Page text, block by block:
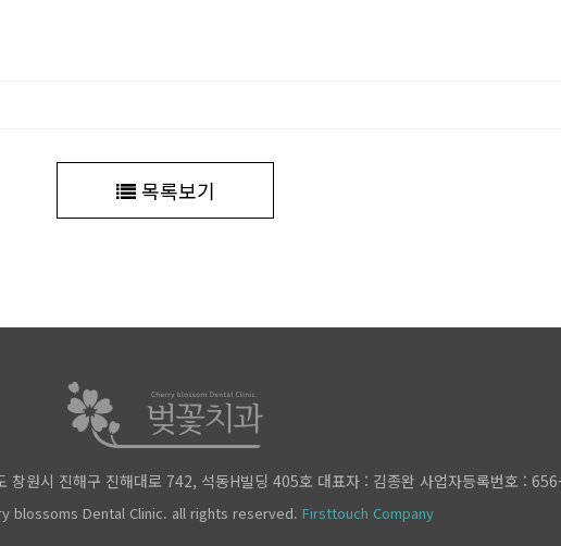
목록보기
원시 진해구 진해대로 742, 석동H빌딩 405호 대표자 : 김종완 사업자등록번호 :
blossoms Dental Clinic. all rights reserved. Firsttouch Company